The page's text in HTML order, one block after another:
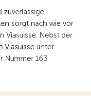
zuverlässige
sorgt nach wie vor
Viasuisse. Nebst der
Viasuisse unter
Nummer 163